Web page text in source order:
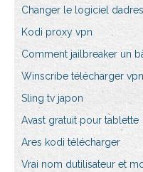
Changer le logiciel
Kodi proxy vpn
Comment jailbreaker un
Winscribe télécharger vpn
Sling tv japon
Avast gratuit pour tablette
Ares kodi télécharger
Vrai nom dutilisateur et